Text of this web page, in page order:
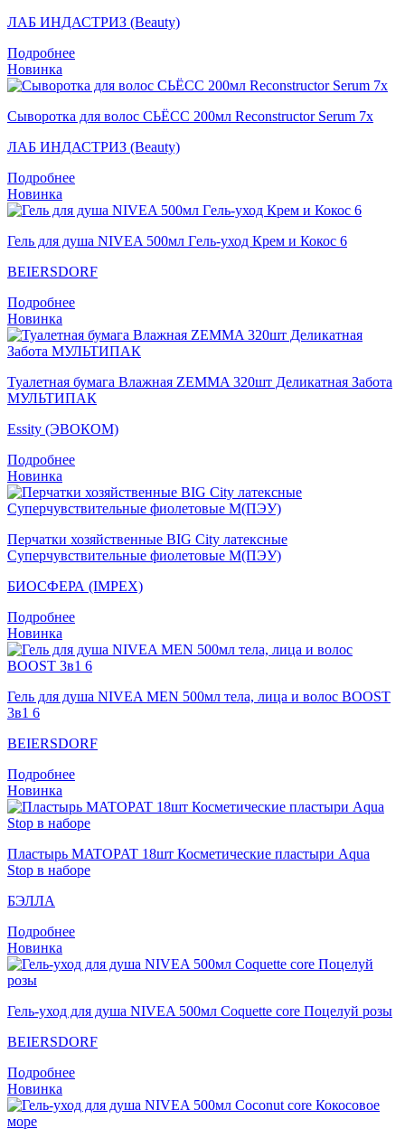
ЛАБ ИНДАСТРИЗ (Beauty)
Подробнее
Новинка
Сыворотка для волос СЬЁСС 200мл Reconstructor Serum 7x
ЛАБ ИНДАСТРИЗ (Beauty)
Подробнее
Новинка
Гель для душа NIVEA 500мл Гeль-уход Крем и Кокос 6
BEIERSDORF
Подробнее
Новинка
Туалетная бумага Влажная ZEMMA 320шт Деликатная Забота
МУЛЬТИПАК
Essity (ЭВОКОМ)
Подробнее
Новинка
Перчатки хозяйственные BIG City латексные
Суперчувствительные фиолетовые M(ПЭУ)
БИОСФЕРА (IMPEX)
Подробнее
Новинка
Гель для душа NIVEA MEN 500мл тела, лица и волос BOOST
3в1 6
BEIERSDORF
Подробнее
Новинка
Пластырь MATOPAT 18шт Косметические пластыри Aqua
Stop в наборе
БЭЛЛА
Подробнее
Новинка
Гель-уход для душа NIVEA 500мл Coquette core Поцелуй розы
BEIERSDORF
Подробнее
Новинка